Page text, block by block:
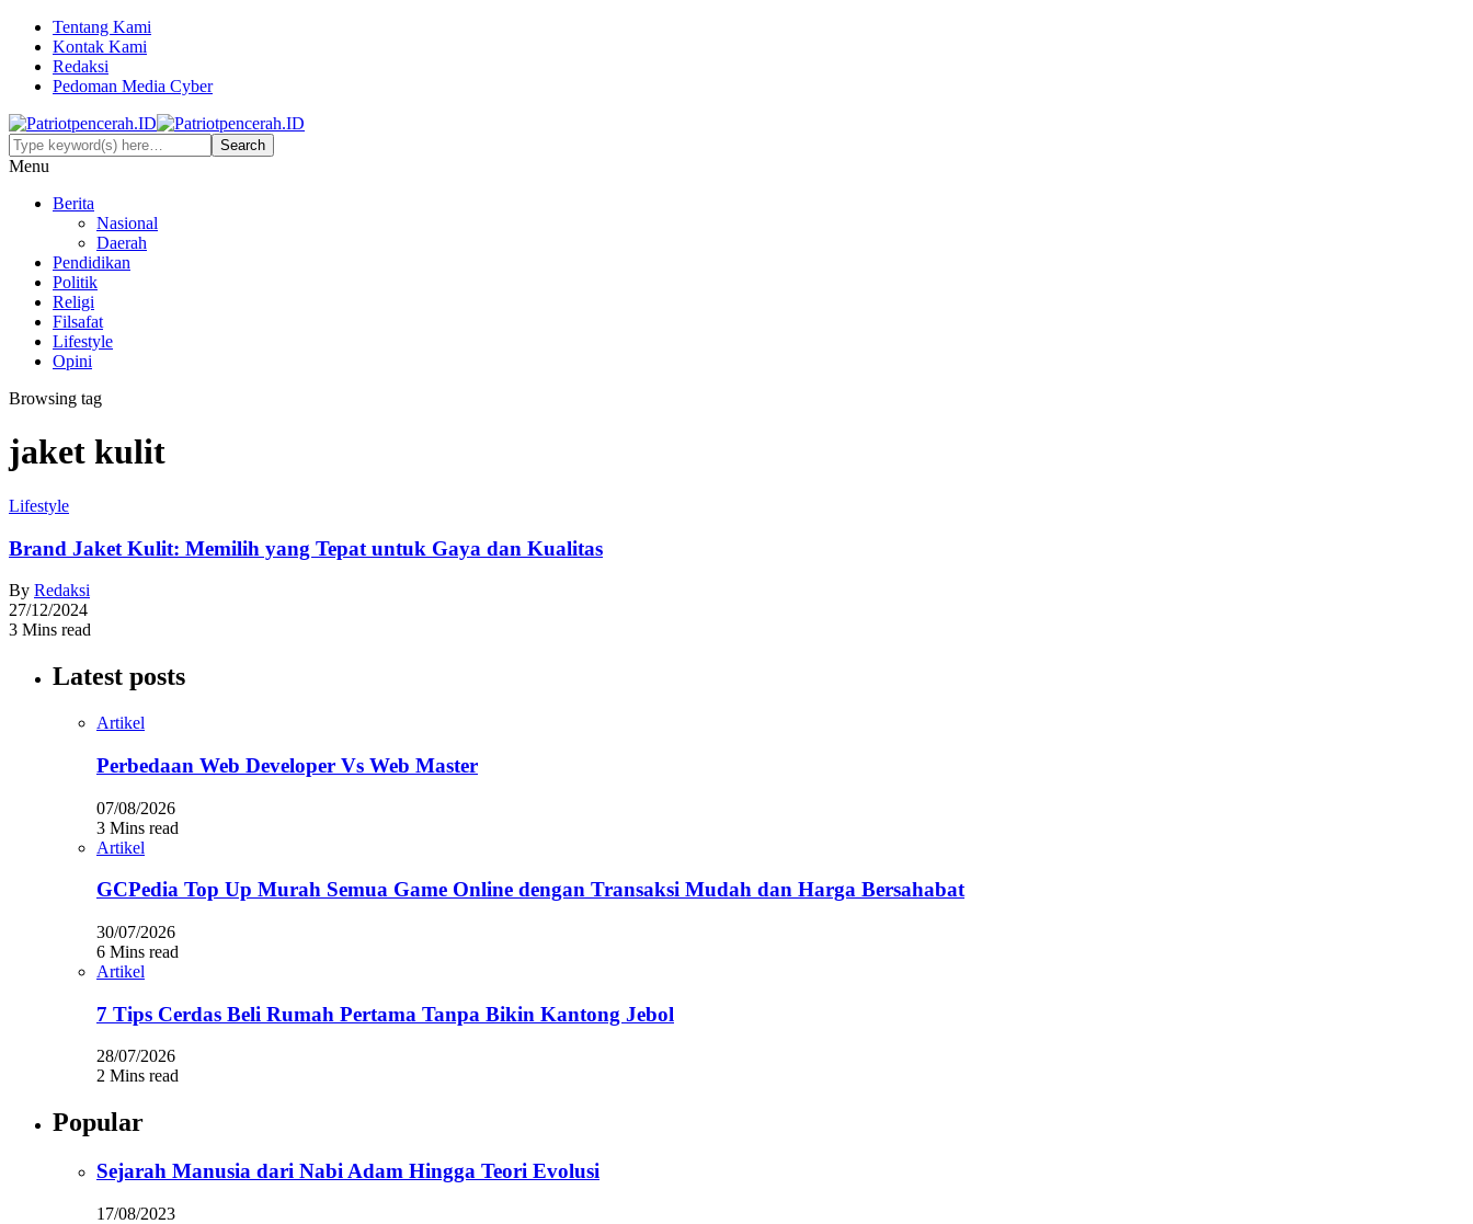
Tentang Kami
Kontak Kami
Redaksi
Pedoman Media Cyber
Menu
Berita
Nasional
Daerah
Pendidikan
Politik
Religi
Filsafat
Lifestyle
Opini
Browsing tag
jaket kulit
Lifestyle
Brand Jaket Kulit: Memilih yang Tepat untuk Gaya dan Kualitas
By Redaksi
27/12/2024
3 Mins read
Latest posts
Artikel
Perbedaan Web Developer Vs Web Master
07/08/2026
3 Mins read
Artikel
GCPedia Top Up Murah Semua Game Online dengan Transaksi Mudah dan Harga Bersahabat
30/07/2026
6 Mins read
Artikel
7 Tips Cerdas Beli Rumah Pertama Tanpa Bikin Kantong Jebol
28/07/2026
2 Mins read
Popular
Sejarah Manusia dari Nabi Adam Hingga Teori Evolusi
17/08/2023